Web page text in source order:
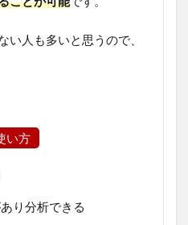
い人も多いと思うので、
い方
り分析できる